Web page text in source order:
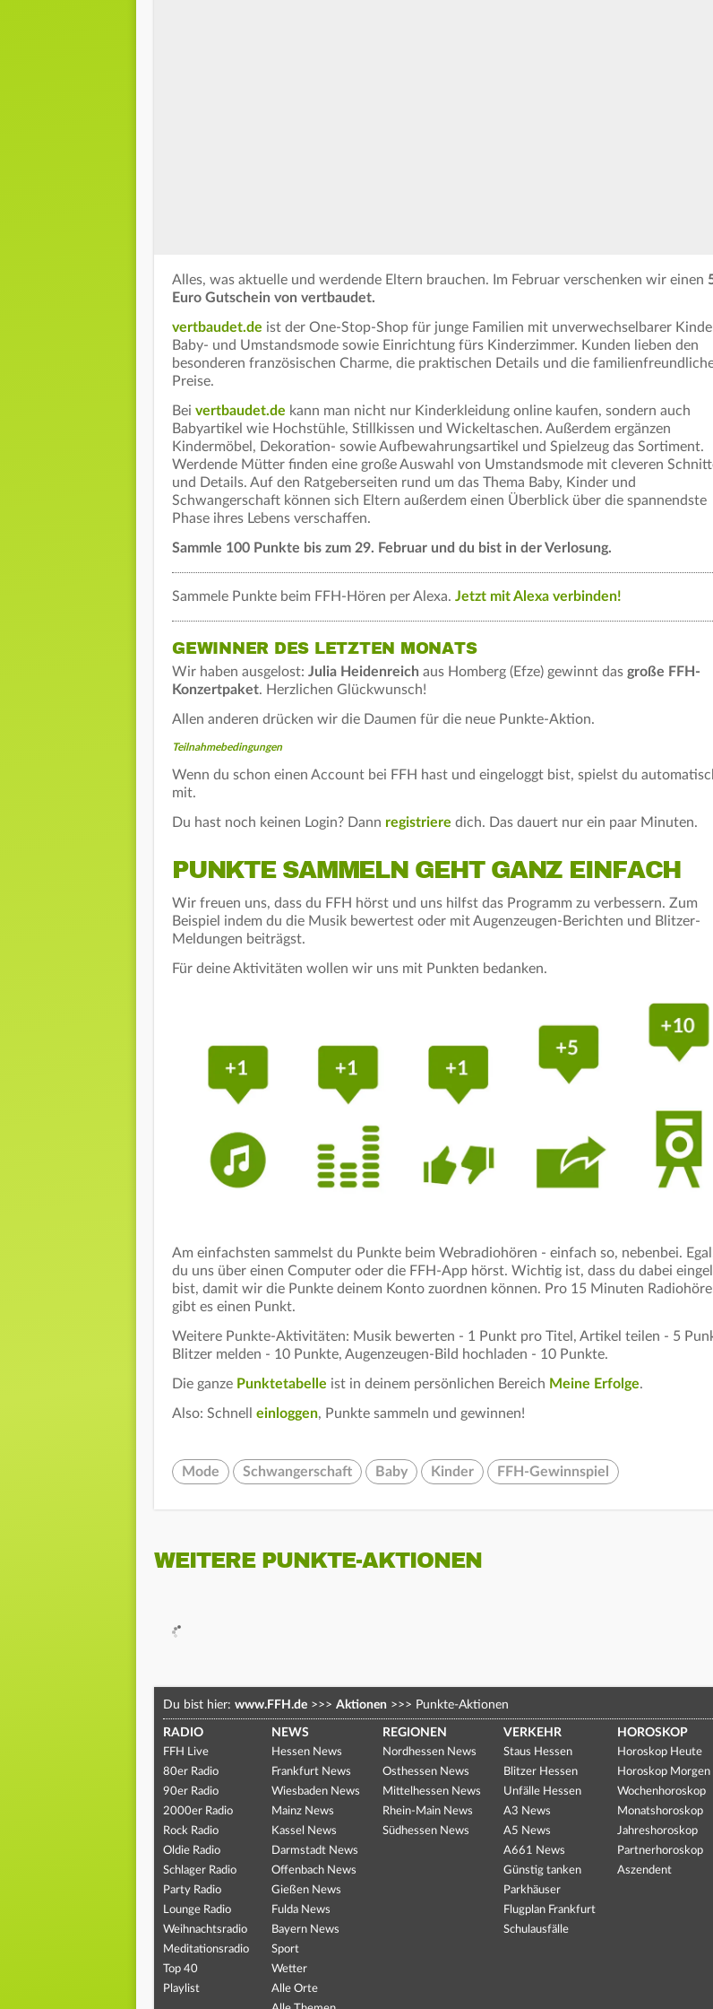
Alles, was aktuelle und werdende Eltern brauchen. Im Februar verschenken wir einen
Euro Gutschein von vertbaudet.
vertbaudet.de ist der One-Stop-Shop für junge Familien mit unverwechselbarer
Baby- und Umstandsmode sowie Einrichtung fürs Kinderzimmer. Kunden lieben den
besonderen französischen Charme, die praktischen Details und die
Preise.
Bei vertbaudet.de kann man nicht nur Kinderkleidung online kaufen, sondern auch
Babyartikel wie Hochstühle, Stillkissen und Wickeltaschen. Außerdem ergänzen
Kindermöbel, Dekoration- sowie Aufbewahrungsartikel und Spielzeug das Sortiment.
Werdende Mütter finden eine große Auswahl von Umstandsmode mit cleveren
und Details. Auf den Ratgeberseiten rund um das Thema Baby, Kinder und
Schwangerschaft können sich Eltern außerdem einen Überblick über die spannendste
Phase ihres Lebens verschaffen.
Sammle 100 Punkte bis zum 29. Februar und du bist in der Verlosung.
Sammele Punkte beim FFH-Hören per Alexa. Jetzt mit Alexa verbinden!
GEWINNER DES LETZTEN MONATS
Wir haben ausgelost: Julia Heidenreich aus Homberg (Efze) gewinnt das große FFH-
Konzertpaket. Herzlichen Glückwunsch!
Allen anderen drücken wir die Daumen für die neue Punkte-Aktion.
Teilnahmebedingungen
Wenn du schon einen Account bei FFH hast und eingeloggt bist, spielst du
mit.
Du hast noch keinen Login? Dann registriere dich. Das dauert nur ein paar Minuten.
PUNKTE SAMMELN GEHT GANZ EINFACH
Wir freuen uns, dass du FFH hörst und uns hilfst das Programm zu verbessern. Zum
Beispiel indem du die Musik bewertest oder mit Augenzeugen-Berichten und Blitzer-
Meldungen beiträgst.
Für deine Aktivitäten wollen wir uns mit Punkten bedanken.
Am einfachsten sammelst du Punkte beim Webradiohören - einfach so, nebenbei.
du uns über einen Computer oder die FFH-App hörst. Wichtig ist, dass du dabei
bist, damit wir die Punkte deinem Konto zuordnen können. Pro 15 Minuten
gibt es einen Punkt.
Weitere Punkte-Aktivitäten: Musik bewerten - 1 Punkt pro Titel, Artikel teilen - 5
Blitzer melden - 10 Punkte, Augenzeugen-Bild hochladen - 10 Punkte.
Die ganze Punktetabelle ist in deinem persönlichen Bereich Meine Erfolge.
Also: Schnell einloggen, Punkte sammeln und gewinnen!
Mode Schwangerschaft Baby Kinder FFH-Gewinnspiel
WEITERE PUNKTE-AKTIONEN
Du bist hier: www.FFH.de >>> Aktionen >>> Punkte-Aktionen
RADIO
FFH Live
80er Radio
90er Radio
2000er Radio
Rock Radio
Oldie Radio
Schlager Radio
Party Radio
Lounge Radio
Weihnachtsradio
Meditationsradio
Top 40
Playlist
NEWS
Hessen News
Frankfurt News
Wiesbaden News
Mainz News
Kassel News
Darmstadt News
Offenbach News
Gießen News
Fulda News
Bayern News
Sport
Wetter
Alle Orte
REGIONEN
Nordhessen News
Osthessen News
Mittelhessen News
Rhein-Main News
Südhessen News
VERKEHR
Staus Hessen
Blitzer Hessen
Unfälle Hessen
A3 News
A5 News
A661 News
Günstig tanken
Parkhäuser
Flugplan Frankfurt
Schulausfälle
HOROSKOP
Horoskop Heute
Horoskop Morgen
Wochenhoroskop
Monatshoroskop
Jahreshoroskop
Partnerhoroskop
Aszendent